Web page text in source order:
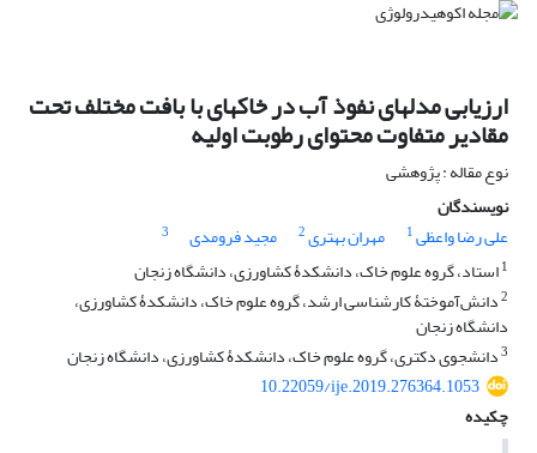
ارزیابی مدل‏های نفوذ آب در خاک‏های با بافت مختلف تحت
مقادیر متفاوت محتوای رطوبت اولیه
نوع مقاله : پژوهشی
نویسندگان
علی رضا واعظی1 مهران بهتری2 مجید فرومدی
3
1استاد، گروه علوم خاک، دانشکدۀ کشاورزی، دانشگاه زنجان
2دانش‌آموختۀ کارشناسی ارشد، گروه علوم خاک، دانشکدۀ کشاورزی،
دانشگاه زنجان
3دانشجوی دکتری، گروه علوم خاک، دانشکدۀ کشاورزی، دانشگاه زنجان
10.22059/ije.2019.276364.1053
چکیده